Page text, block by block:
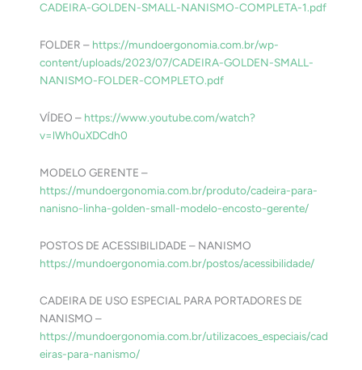
CADEIRA-GOLDEN-SMALL-NANISMO-COMPLETA-1.pdf
FOLDER – https://mundoergonomia.com.br/wp-
content/uploads/2023/07/CADEIRA-GOLDEN-SMALL-
NANISMO-FOLDER-COMPLETO.pdf
VÍDEO – https://www.youtube.com/watch?
v=lWh0uXDCdh0
MODELO GERENTE –
https://mundoergonomia.com.br/produto/cadeira-para-
nanisno-linha-golden-small-modelo-encosto-gerente/
POSTOS DE ACESSIBILIDADE – NANISMO
https://mundoergonomia.com.br/postos/acessibilidade/
CADEIRA DE USO ESPECIAL PARA PORTADORES DE
NANISMO –
https://mundoergonomia.com.br/utilizacoes_especiais/cad
eiras-para-nanismo/